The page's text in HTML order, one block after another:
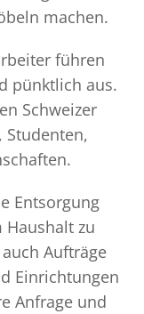
machen.
führen
pünktlich aus.
Schweizer
Studenten,
Entsorgung
Haushalt zu
Aufträge
Einrichtungen
Anfrage und